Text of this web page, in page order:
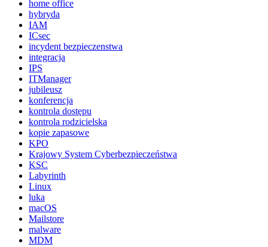
home office
hybryda
IAM
ICsec
incydent bezpieczenstwa
integracja
IPS
ITManager
jubileusz
konferencja
kontrola dostępu
kontrola rodzicielska
kopie zapasowe
KPO
Krajowy System Cyberbezpieczeństwa
KSC
Labyrinth
Linux
luka
macOS
Mailstore
malware
MDM